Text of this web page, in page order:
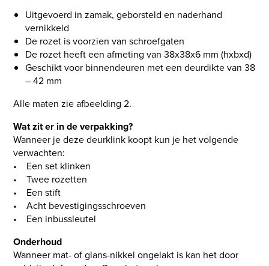
Uitgevoerd in zamak, geborsteld en naderhand
vernikkeld
De rozet is voorzien van schroefgaten
De rozet heeft een afmeting van 38x38x6 mm (hxbxd)
Geschikt voor binnendeuren met een deurdikte van 38
– 42 mm
Alle maten zie afbeelding 2.
Wat zit er in de verpakking?
Wanneer je deze deurklink koopt kun je het volgende
verwachten:
• Een set klinken
• Twee rozetten
• Een stift
• Acht bevestigingsschroeven
• Een inbussleutel
Onderhoud
Wanneer mat- of glans-nikkel ongelakt is kan het door